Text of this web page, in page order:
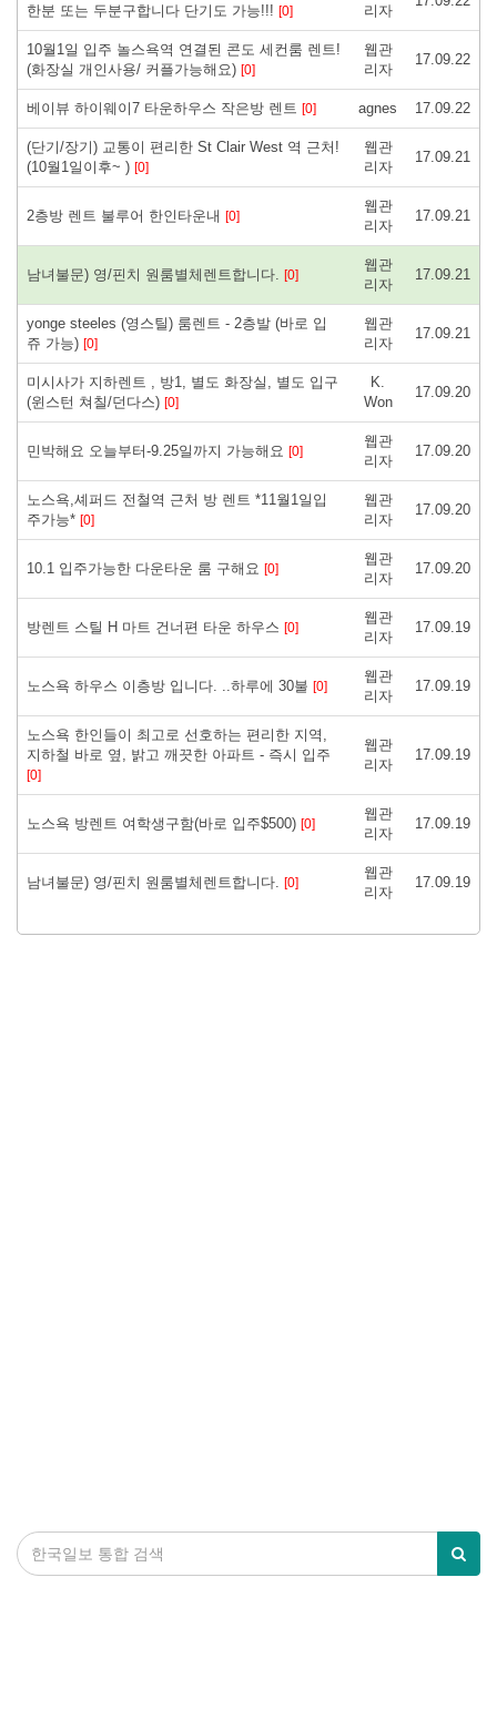
한분 또는 두분구합니다 단기도 가능!!! [0] 리자
10월1일 입주 놀스욕역 연결된 콘도 세컨룸 렌트!
(화장실 개인사용/ 커플가능해요) [0]
웹관
리자
17.09.22
베이뷰 하이웨이7 타운하우스 작은방 렌트 [0] agnes 17.09.22
(단기/장기) 교통이 편리한 St Clair West 역 근처!
(10월1일이후~ ) [0]
웹관
리자
17.09.21
2층방 렌트 불루어 한인타운내 [0]
웹관
리자
17.09.21
남녀불문) 영/핀치 원룸별체렌트합니다. [0]
웹관
리자
17.09.21
yonge steeles (영스틸) 룸렌트 - 2층발 (바로 입
쥬 가능) [0]
웹관
리자
17.09.21
미시사가 지하렌트 , 방1, 별도 화장실, 별도 입구
(윈스턴 쳐칠/던다스) [0]
K.
Won
17.09.20
민박해요 오늘부터-9.25일까지 가능해요 [0]
웹관
리자
17.09.20
노스욕,셰퍼드 전철역 근처 방 렌트 *11월1일입
주가능* [0]
웹관
리자
17.09.20
10.1 입주가능한 다운타운 룸 구해요 [0]
웹관
리자
17.09.20
방렌트 스틸 H 마트 건너편 타운 하우스 [0]
웹관
리자
17.09.19
노스욕 하우스 이층방 입니다. ..하루에 30불 [0]
웹관
리자
17.09.19
노스욕 한인들이 최고로 선호하는 편리한 지역,
지하철 바로 옆, 밝고 깨끗한 아파트 - 즉시 입주
[0]
웹관
리자
17.09.19
노스욕 방렌트 여학생구함(바로 입주$500) [0]
웹관
리자
17.09.19
남녀불문) 영/핀치 원룸별체렌트합니다. [0]
웹관
리자
17.09.19